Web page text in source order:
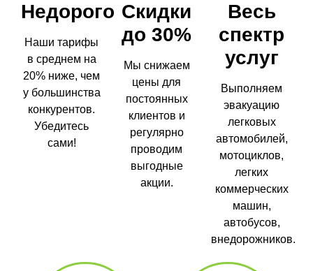
Недорого
Наши тарифы
в среднем на
20% ниже, чем
у большинства
конкурентов.
Убедитесь
сами!
Скидки
до 30%
Мы снижаем
цены для
постоянных
клиентов и
регулярно
проводим
выгодные
акции.
Весь
спектр
услуг
Выполняем
эвакуацию
легковых
автомобилей,
мотоциклов,
легких
коммерческих
машин,
автобусов,
внедорожников.